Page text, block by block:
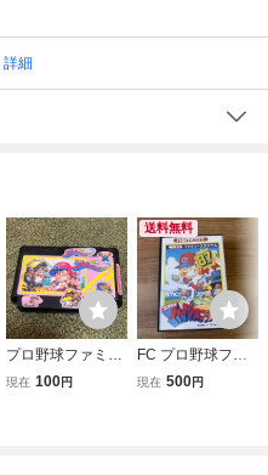
詳細
プロ野球ファミリ
ースタジアム88 F
現在 100円
送料無料
FC プロ野球ファ
ミリースタジアム
現在 500円